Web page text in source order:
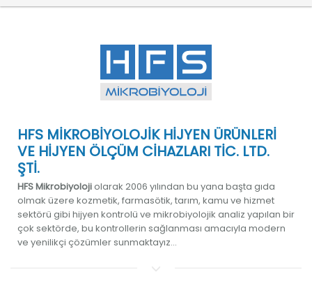
HFS MİKROBİYOLOJİK HİJYEN ÜRÜNLERİ
VE HİJYEN ÖLÇÜM CİHAZLARI TİC. LTD.
ŞTİ.
HFS Mikrobiyolojiolarak 2006 yılından bu yana başta gıda
olmak üzere kozmetik, farmasötik, tarım, kamu ve hizmet
sektörü gibi hijyen kontrolü ve mikrobiyolojik analiz yapılan bir
çok sektörde, bu kontrollerin sağlanması amacıyla modern
ve yenilikçi çözümler sunmaktayız...